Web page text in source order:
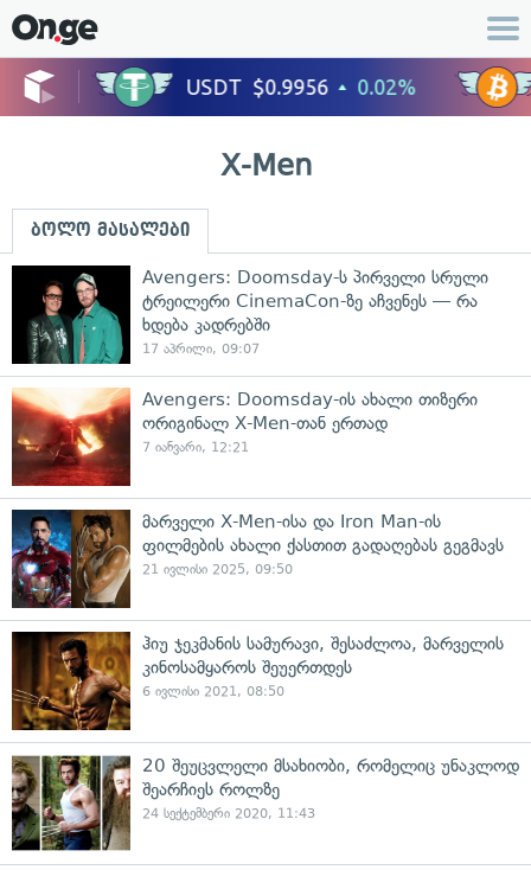
X-Men
ბოლო მასალები
Avengers: Doomsday-ს პირველი სრული
ტრეილერი CinemaCon-ზე აჩვენეს — რა
ხდება კადრებში
17 აპრილი, 09:07
Avengers: Doomsday-ის ახალი თიზერი
ორიგინალ X-Men-თან ერთად
7 იანვარი, 12:21
მარველი X-Men-ისა და Iron Man-ის
ფილმების ახალი ქასთით გადაღებას გეგმავს
21 ივლისი 2025, 09:50
ჰიუ ჯეკმანის სამურავი, შესაძლოა, მარველის
კინოსამყაროს შეუერთდეს
6 ივლისი 2021, 08:50
20 შეუცვლელი მსახიობი, რომელიც უნაკლოდ
შეარჩიეს როლზე
24 სექტემბერი 2020, 11:43